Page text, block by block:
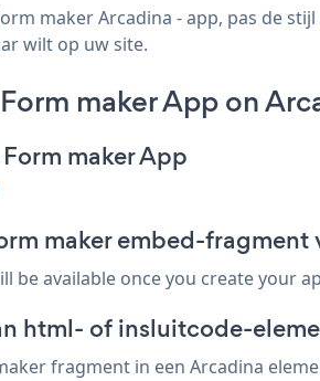
maker Arcadina - app, pas de
wilt op uw site.
maker App on
maker App
maker embed-fragment
be available once you create your
html- of insluitcode-
fragment in een Arcadina